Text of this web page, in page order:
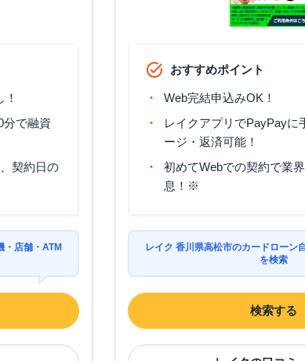
分で融資
契約日の
・店舗・ATM
おすすめポイント
Web完結申込みOK！
レイクアプリでPayPayに
ージ・返済可能！
初めてWebでの契約で業
息！※
レイク 香川県高松市のカードローン
を検索
検索する